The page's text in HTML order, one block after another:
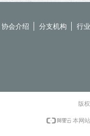
协会介绍 分支机构 行
版
本网